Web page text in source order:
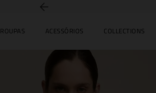
ROUPAS ACESSÓRIOS COLLECTIONS